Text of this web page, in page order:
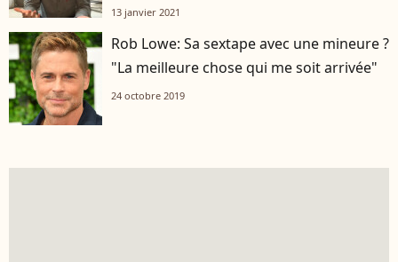
13 janvier 2021
Rob Lowe: Sa sextape avec une mineure ?
"La meilleure chose qui me soit arrivée"
24 octobre 2019